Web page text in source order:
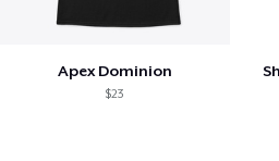
Apex Dominion
$23